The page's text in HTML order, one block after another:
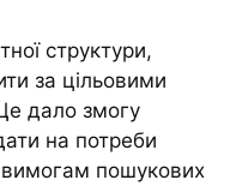
структури,
за цільовими
дало змогу
на потреби
вимогам пошукових